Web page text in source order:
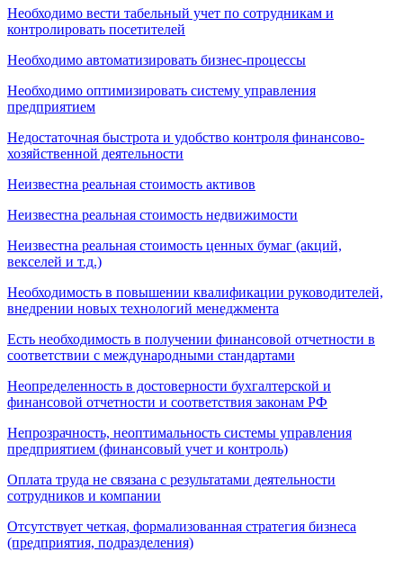
Необходимо вести табельный учет по сотрудникам и
контролировать посетителей
Необходимо автоматизировать бизнес-процессы
Необходимо оптимизировать систему управления
предприятием
Недостаточная быстрота и удобство контроля финансово-
хозяйственной деятельности
Неизвестна реальная стоимость активов
Неизвестна реальная стоимость недвижимости
Неизвестна реальная стоимость ценных бумаг (акций,
векселей и т.д.)
Необходимость в повышении квалификации руководителей,
внедрении новых технологий менеджмента
Есть необходимость в получении финансовой отчетности в
соответствии с международными стандартами
Неопределенность в достоверности бухгалтерской и
финансовой отчетности и соответствия законам РФ
Непрозрачность, неоптимальность системы управления
предприятием (финансовый учет и контроль)
Оплата труда не связана с результатами деятельности
сотрудников и компании
Отсутствует четкая, формализованная стратегия бизнеса
(предприятия, подразделения)